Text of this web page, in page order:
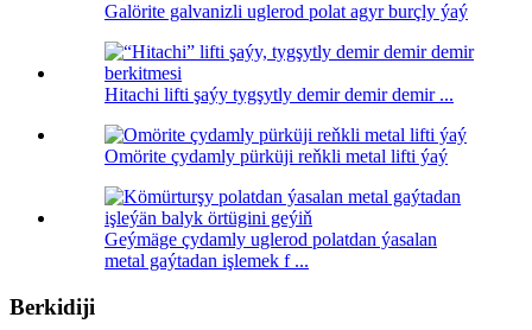
Galörite galvanizli uglerod polat agyr burçly ýaý
Hitachi lifti şaýy tygşytly demir demir demir ...
Omörite çydamly pürküji reňkli metal lifti ýaý
Geýmäge çydamly uglerod polatdan ýasalan
metal gaýtadan işlemek f ...
Berkidiji